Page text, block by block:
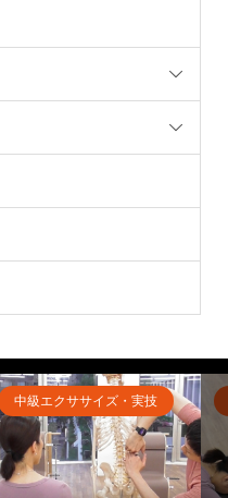
中級エクササイズ・実技